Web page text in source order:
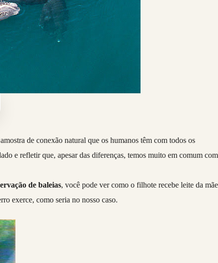
de conexão natural que os humanos têm com todos os
e refletir que, apesar das diferenças, temos muito em comum com
de baleias, você pode ver como o filhote recebe leite da
exerce, como seria no nosso caso.